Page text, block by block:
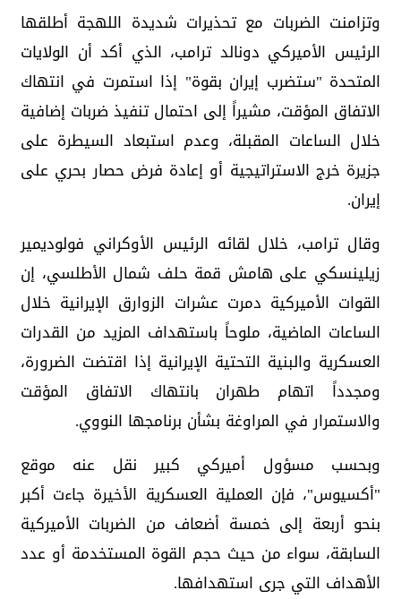
وتزامنت الضربات مع تحذيرات شديدة اللهجة أطلقها
الرئيس الأميركي دونالد ترامب، الذي أكد أن الولايات
المتحدة "ستضرب إيران بقوة" إذا استمرت في انتهاك
الاتفاق المؤقت، مشيراً إلى احتمال تنفيذ ضربات إضافية
خلال الساعات المقبلة، وعدم استبعاد السيطرة على
جزيرة خرج الاستراتيجية أو إعادة فرض حصار بحري على
إيران.
وقال ترامب، خلال لقائه الرئيس الأوكراني فولوديمير
زيلينسكي على هامش قمة حلف شمال الأطلسي، إن
القوات الأميركية دمرت عشرات الزوارق الإيرانية خلال
الساعات الماضية، ملوحاً باستهداف المزيد من القدرات
العسكرية والبنية التحتية الإيرانية إذا اقتضت الضرورة،
ومجدداً اتهام طهران بانتهاك الاتفاق المؤقت
والاستمرار في المراوغة بشأن برنامجها النووي.
وبحسب مسؤول أميركي كبير نقل عنه موقع
"أكسيوس"، فإن العملية العسكرية الأخيرة جاءت أكبر
بنحو أربعة إلى خمسة أضعاف من الضربات الأميركية
السابقة، سواء من حيث حجم القوة المستخدمة أو عدد
الأهداف التي جرى استهدافها.